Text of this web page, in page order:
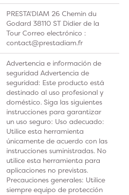
PRESTA'DIAM 26 Chemin du
Godard 38110 ST Didier de la
Tour Correo electrónico :
contact@prestadiam.fr
Advertencia e información de
seguridad Advertencia de
seguridad: Este producto está
destinado al uso profesional y
doméstico. Siga las siguientes
instrucciones para garantizar
un uso seguro: Uso adecuado:
Utilice esta herramienta
únicamente de acuerdo con las
instrucciones suministradas. No
utilice esta herramienta para
aplicaciones no previstas.
Precauciones generales: Utilice
siempre equipo de protección